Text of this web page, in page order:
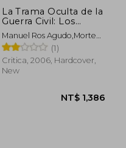
La Trama Oculta de la
Guerra Civil: Los
Servicios Secretos de
Franco, 1931-1945 (in
Spanish)
Manuel Ros Agudo,Morten
Heiberg
(1)
Critica, 2006, Hardcover,
New